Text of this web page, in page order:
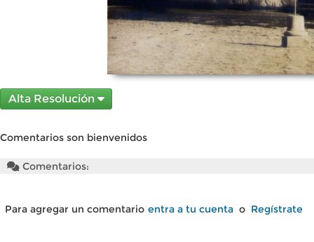
Alta Resolución
Comentarios son bienvenidos
Comentarios:
Para agregar un comentario entra a tu cuenta o Regístrate